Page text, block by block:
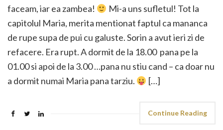
faceam, iar ea zambea!
Mi-a uns sufletul! Tot la
capitolul Maria, merita mentionat faptul ca mananca
de rupe supa de pui cu galuste. Sorin a avut ieri zi de
refacere. Era rupt. A dormit de la 18.00 pana pe la
01.00 si apoi de la 3.00 …pana nu stiu cand – ca doar nu
a dormit numai Maria pana tarziu.
[…]
Continue Reading